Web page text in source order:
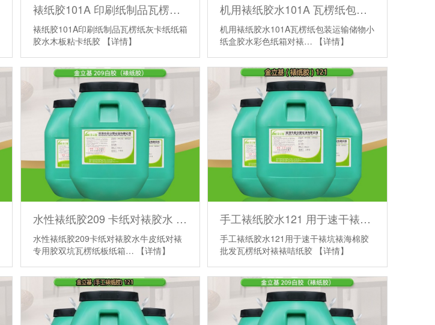
裱纸胶101A 印刷纸制品瓦楞纸灰卡纸纸箱胶水 木板粘卡纸胶
裱纸胶101A印刷纸制品瓦楞纸灰卡纸纸箱
胶水木板粘卡纸胶 【详情】
机用裱纸胶水101A 瓦楞纸包装运输储物小纸盒胶水 彩色纸箱对裱胶
机用裱纸胶水101A瓦楞纸包装运输储物小
纸盒胶水彩色纸箱对裱…
【详情】
水性裱纸胶209 卡纸对裱胶水 牛皮纸对裱专用胶 双坑瓦楞纸板纸箱胶
水性裱纸胶209卡纸对裱胶水牛皮纸对裱
专用胶双坑瓦楞纸板纸箱…
【详情】
手工裱纸胶水121 用于速干裱坑 裱海棉胶批发 瓦楞纸对裱裱咭纸胶
手工裱纸胶水121用于速干裱坑裱海棉胶
批发瓦楞纸对裱裱咭纸胶 【详情】